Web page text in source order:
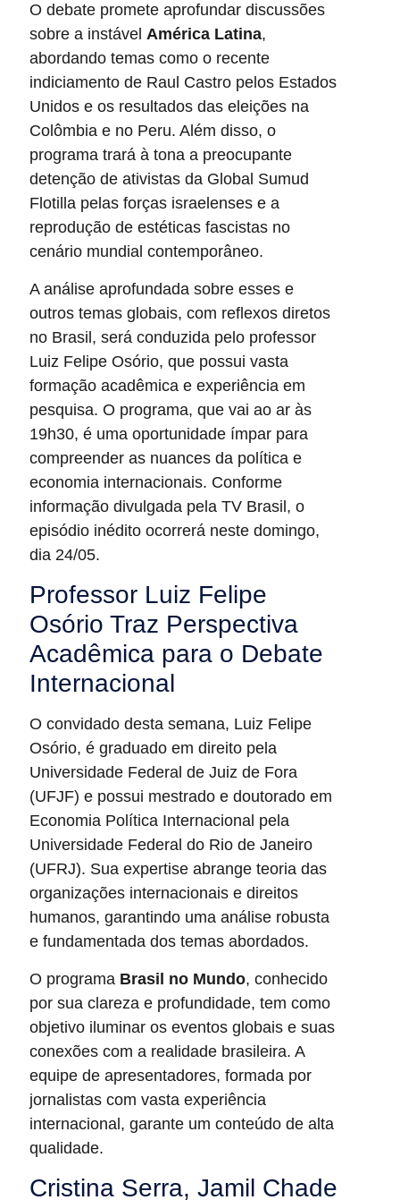
O debate promete aprofundar discussões
sobre a instável América Latina,
abordando temas como o recente
indiciamento de Raul Castro pelos Estados
Unidos e os resultados das eleições na
Colômbia e no Peru. Além disso, o
programa trará à tona a preocupante
detenção de ativistas da Global Sumud
Flotilla pelas forças israelenses e a
reprodução de estéticas fascistas no
cenário mundial contemporâneo.
A análise aprofundada sobre esses e
outros temas globais, com reflexos diretos
no Brasil, será conduzida pelo professor
Luiz Felipe Osório, que possui vasta
formação acadêmica e experiência em
pesquisa. O programa, que vai ao ar às
19h30, é uma oportunidade ímpar para
compreender as nuances da política e
economia internacionais. Conforme
informação divulgada pela TV Brasil, o
episódio inédito ocorrerá neste domingo,
dia 24/05.
Professor Luiz Felipe
Osório Traz Perspectiva
Acadêmica para o Debate
Internacional
O convidado desta semana, Luiz Felipe
Osório, é graduado em direito pela
Universidade Federal de Juiz de Fora
(UFJF) e possui mestrado e doutorado em
Economia Política Internacional pela
Universidade Federal do Rio de Janeiro
(UFRJ). Sua expertise abrange teoria das
organizações internacionais e direitos
humanos, garantindo uma análise robusta
e fundamentada dos temas abordados.
O programa Brasil no Mundo, conhecido
por sua clareza e profundidade, tem como
objetivo iluminar os eventos globais e suas
conexões com a realidade brasileira. A
equipe de apresentadores, formada por
jornalistas com vasta experiência
internacional, garante um conteúdo de alta
qualidade.
Cristina Serra, Jamil Chade